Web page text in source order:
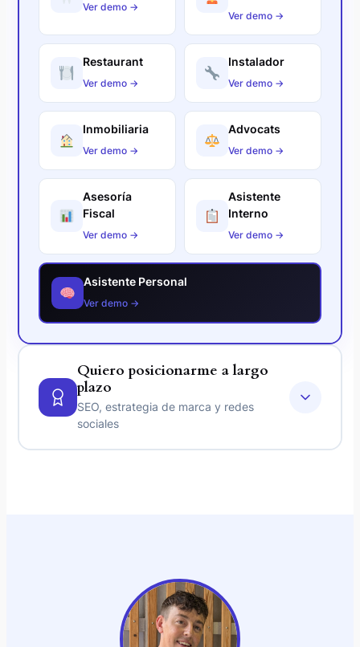
Ver demo →
Ver demo →
Restaurant
Ver demo →
Instalador
Ver demo →
Inmobiliaria
Ver demo →
Advocats
Ver demo →
Asesoría
Fiscal
Ver demo →
Asistente
Interno
Ver demo →
Asistente Personal
Ver demo →
Quiero posicionarme a largo
plazo
SEO, estrategia de marca y redes
sociales
Posiciono tu web en Google y en los motores
de IA como ChatGPT. Visibilidad a largo plazo.